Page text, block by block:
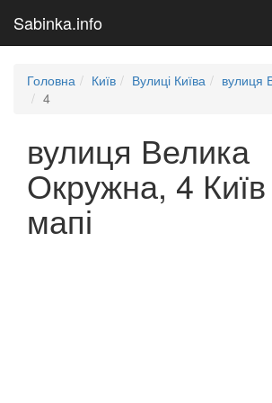
Sabinka.info
Головна Київ Вулиці Київа
вулиця
4
вулиця Велика
Окружна, 4
мапі